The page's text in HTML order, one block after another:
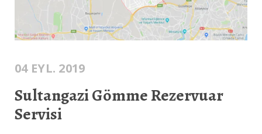
04 EYL. 2019
Sultangazi Gömme Rezervuar
Servisi